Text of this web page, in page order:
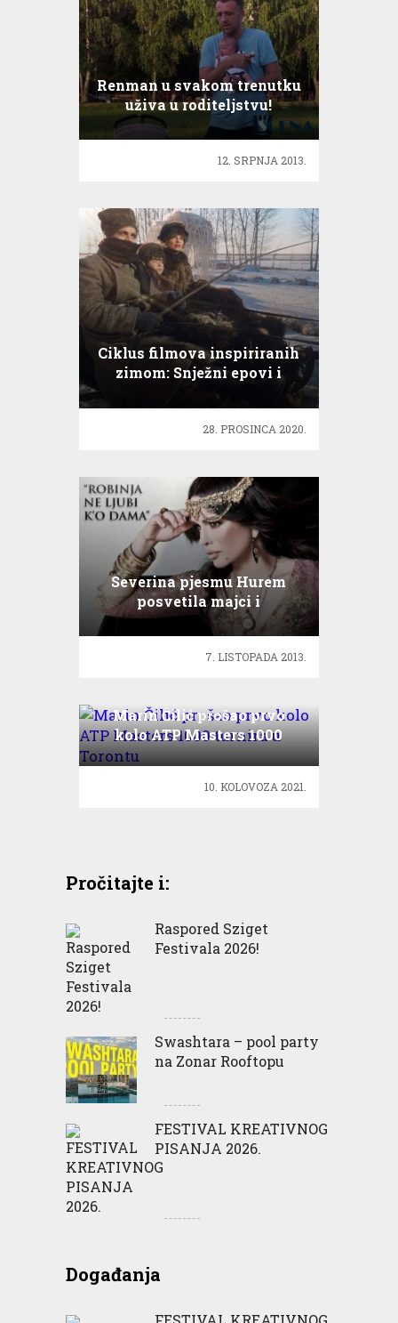
Renman u svakom trenutku
uživa u roditeljstvu!
12. SRPNJA 2013.
Ciklus filmova inspiriranih
zimom: Snježni epovi i
napetice
28. PROSINCA 2020.
Severina pjesmu Hurem
posvetila majci i
obožavateljima!
7. LISTOPADA 2013.
Marin Čilić prošao prvo
kolo ATP Masters 1000
turnira u Torontu
10. KOLOVOZA 2021.
Pročitajte i:
Raspored Sziget
Festivala 2026!
Swashtara – pool party
na Zonar Rooftopu
FESTIVAL KREATIVNOG
PISANJA 2026.
Događanja